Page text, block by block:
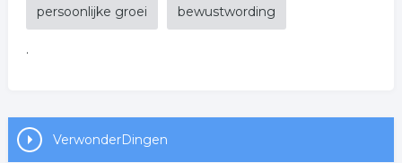
persoonlijke groei bewustwording
.
VerwonderDingen